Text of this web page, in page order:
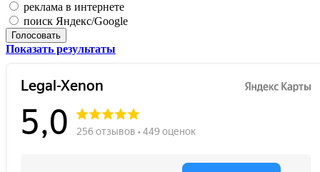
реклама в интернете
поиск Яндекс/Google
Голосовать
Показать результаты